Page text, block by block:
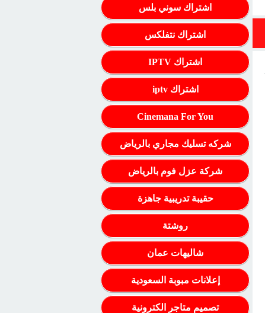
اشتراك سوني بلس
اشتراك نتفلكس
اشتراك IPTV
اشتراك iptv
Cinemana For You
شركه تسليك مجاري بالرياض
شركة عزل فوم بالرياض
حقيبة تدريبية جاهزة
روشتة
شاليهات عمان
إعلانات مبوبة السعودية
تصميم متاجر الكترونية